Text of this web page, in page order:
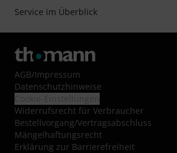
Service im Überblick
AGB/Impressum
Datenschutzhinweise
Widerrufsrecht für Verbraucher
Bestellvorgang/Vertragsabschluss
Mängelhaftungsrecht
Erklärung zur Barrierefreiheit